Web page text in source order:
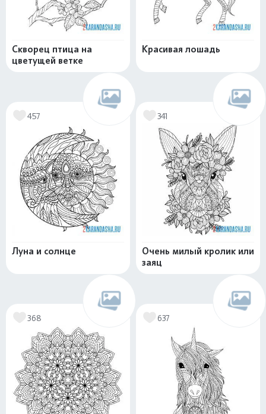
Скворец птица на
цветущей ветке
Красивая лошадь
457
Луна и солнце
341
Очень милый кролик или
заяц
368 637